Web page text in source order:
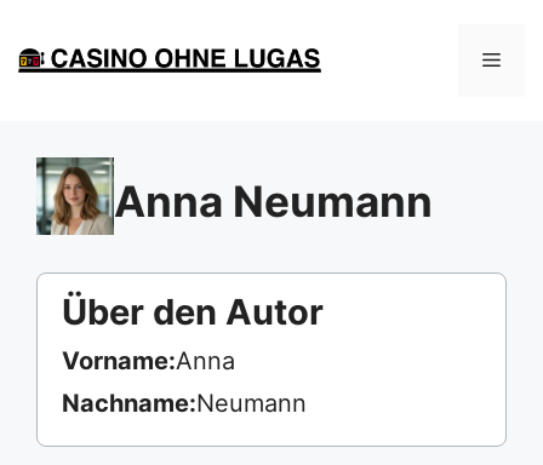
Inhalt
springen
Anna Neumann
Über den Autor
Vorname:Anna
Nachname:Neumann